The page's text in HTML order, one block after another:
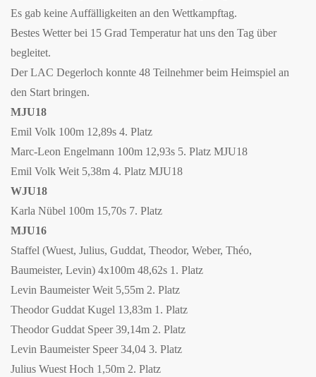
Es gab keine Auffälligkeiten an den Wettkampftag.
Bestes Wetter bei 15 Grad Temperatur hat uns den Tag über
begleitet.
Der LAC Degerloch konnte 48 Teilnehmer beim Heimspiel an
den Start bringen.
MJU18
Emil Volk 100m 12,89s 4. Platz
Marc-Leon Engelmann 100m 12,93s 5. Platz MJU18
Emil Volk Weit 5,38m 4. Platz MJU18
WJU18
Karla Nübel 100m 15,70s 7. Platz
MJU16
Staffel (Wuest, Julius, Guddat, Theodor, Weber, Théo,
Baumeister, Levin) 4x100m 48,62s 1. Platz
Levin Baumeister Weit 5,55m 2. Platz
Theodor Guddat Kugel 13,83m 1. Platz
Theodor Guddat Speer 39,14m 2. Platz
Levin Baumeister Speer 34,04 3. Platz
Julius Wuest Hoch 1,50m 2. Platz